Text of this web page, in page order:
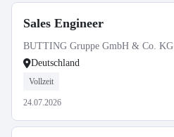
Sales Engineer
BUTTING Gruppe GmbH & Co. KG
Deutschland
Vollzeit
24.07.2026